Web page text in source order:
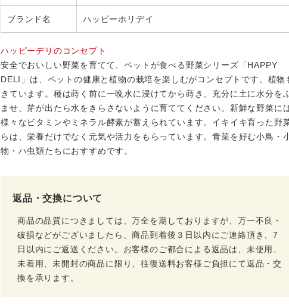
ブランド名 ハッピーホリデイ
ハッピーデリのコンセプト
安全でおいしい野菜を育てて、ペットが食べる野菜シリーズ「HAPPY
DELI」は、ペットの健康と植物の栽培を楽しむがコンセプトです。植物
きています。種は蒔く前に一晩水に浸けてから蒔き、充分に土に水分を
ませ、芽が出たら水をきらさないように育ててください。新鮮な野菜に
様々なビタミンやミネラル酵素が蓄えられています。イキイキ育った野
らは、栄養だけでなく元気や活力をもらっています。青菜を好む小鳥・
物・ハ虫類たちにおすすめです。
返品・交換について
商品の品質につきましては、万全を期しておりますが、万一不良・
破損などがございましたら、商品到着後３日以内にご連絡頂き、7
日以内にご返送ください。お客様のご都合による返品は、未使用、
未着用、未開封の商品に限り、往復送料お客様ご負担にて返品・交
換を承ります。